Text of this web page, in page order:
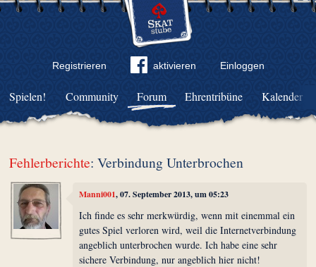
Registrieren aktivieren Einloggen
Community Forum Ehrentribüne Kalender
Spielen!
Fehlerberichte: Verbindung Unterbrochen
Manni001, 07. September 2013, um 05:23
Ich finde es sehr merkwürdig, wenn mit einemmal ein
gutes Spiel verloren wird, weil die Internetverbindung
angeblich unterbrochen wurde. Ich habe eine sehr
sichere Verbindung, nur angeblich hier nicht!